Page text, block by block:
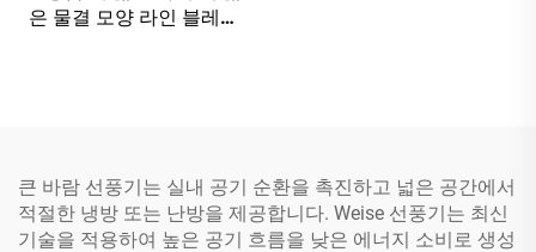
은 물결 모양 라인 블레이
큰 바람 선풍기는 실내 공기 순환을 촉진하고 넓은 공간에서
적절한 냉방 또는 난방을 제공합니다. Weise 선풍기는 최신
기술을 적용하여 높은 공기 흐름을 낮은 에너지 소비로 생성